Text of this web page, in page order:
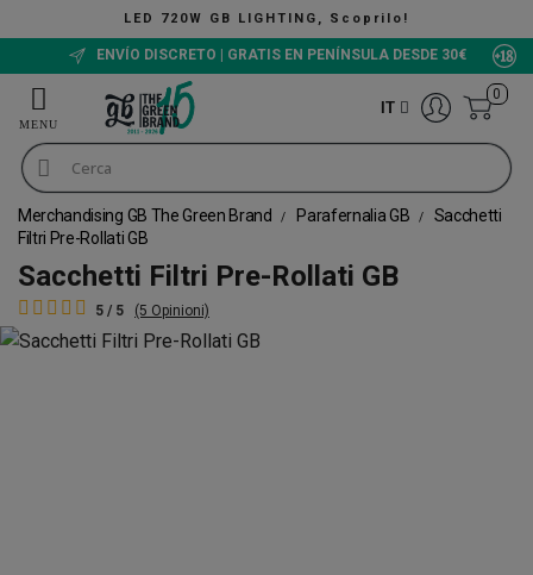
LED 720W GB LIGHTING, Scoprilo!
ENVÍO DISCRETO | GRATIS EN PENÍNSULA DESDE 30€
IT
0
Merchandising GB The Green Brand Parafernalia GB
Sacchetti
Filtri Pre-Rollati GB
Sacchetti Filtri Pre-Rollati GB
5 / 5 (5 Opinioni)